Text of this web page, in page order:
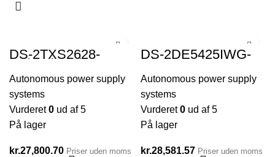
DS-2TXS2628-
3P/QA/GLT/CH36S8
0
Autonomous power supply
systems
Vurderet0 ud af 5
På lager
kr.27,800.70 Priser uden moms
DS-2DE5425IWG-
K/4G
Autonomous power supply
systems
Vurderet0 ud af 5
På lager
kr.28,581.57 Priser uden moms